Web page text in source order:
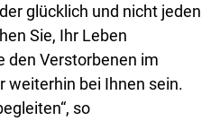
glücklich und nicht jeden
Sie, Ihr Leben
den Verstorbenen im
weiterhin bei Ihnen sein.
so